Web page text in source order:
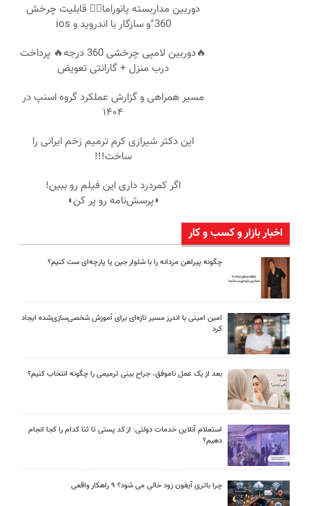
دوربین مداربسته پانوراما👈🏻 قابلیت چرخش
360°و سازگار با اندروید و ios
🔥دوربین لامپی چرخشی 360 درجه🔥 پرداخت
درب منزل + گارانتی تعویض
مسیر همراهی و گزارش عملکرد گروه اسنپ در
۱۴۰۴
این دکتر شیرازی کرم ترمیم زخم ایرانی را
ساخت!!!
اگر کمردرد داری این فیلم رو ببین!
◗پرسش‌نامه رو پر کن◖
اخبار بازار و کسب و کار
چگونه پیراهن مردانه را با شلوار جین یا پارچه‌ای ست کنیم؟
امین امینی با اندرز مسیر تازه‌ای برای آموزش شخصی‌سازی‌شده ایجاد
کرد
بعد از یک عمل ناموفق، جراح بینی ترمیمی را چگونه انتخاب کنیم؟
استعلام آنلاین خدمات دولتی: از کد پستی تا ثنا کدام را کجا انجام
دهیم؟
چرا باتری آیفون زود خالی می شود؟ ۹ راهکار واقعی